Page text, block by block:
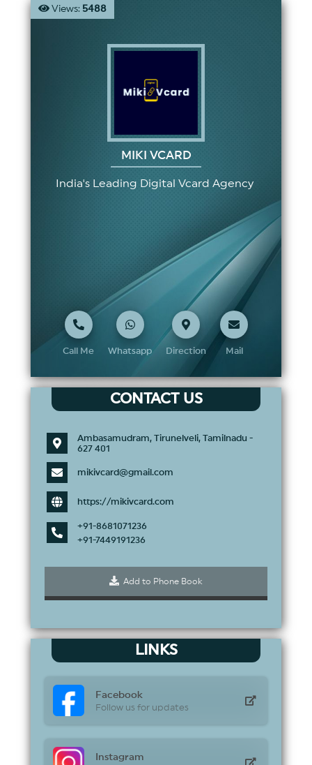
Views: 5488
MIKI VCARD
India's Leading Digital Vcard Agency
Call Me Whatsapp Direction Mail
CONTACT US
Ambasamudram, Tirunelveli, Tamilnadu -
627 401
mikivcard@gmail.com
https://mikivcard.com
+91-8681071236
+91-7449191236
Add to Phone Book
LINKS
Facebook
Follow us for updates
Instagram